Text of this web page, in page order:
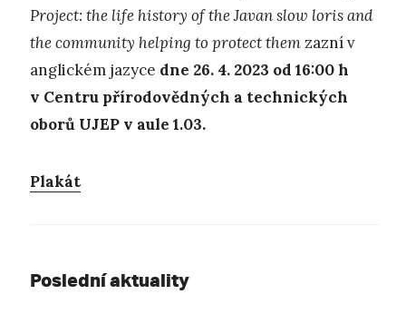
Project: the life history of the Javan slow loris and
the community helping to protect them zazní v
anglickém jazyce dne 26. 4. 2023 od 16:00 h
v Centru přírodovědných a technických
oborů UJEP v aule 1.03.
Plakát
Poslední aktuality